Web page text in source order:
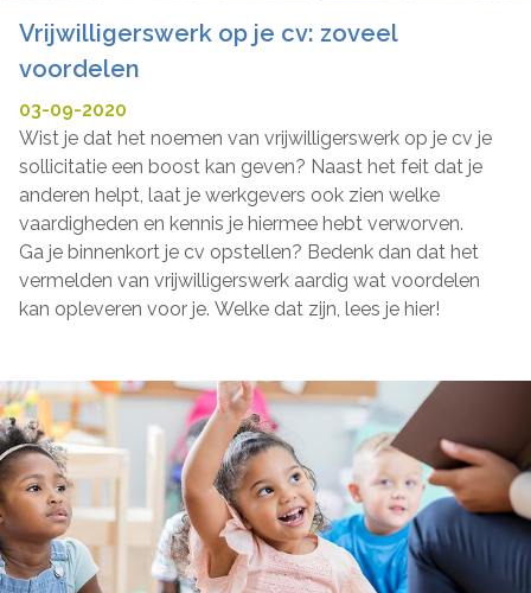
Vrijwilligerswerk op je cv: zoveel
voordelen
03-09-2020
Wist je dat het noemen van vrijwilligerswerk op je cv je
sollicitatie een boost kan geven? Naast het feit dat je
anderen helpt, laat je werkgevers ook zien welke
vaardigheden en kennis je hiermee hebt verworven.
Ga je binnenkort je cv opstellen? Bedenk dan dat het
vermelden van vrijwilligerswerk aardig wat voordelen
kan opleveren voor je. Welke dat zijn, lees je hier!